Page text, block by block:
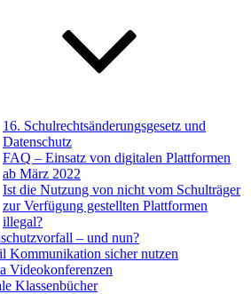
16. Schulrechtsänderungsgesetz und
Datenschutz
FAQ – Einsatz von digitalen Plattformen
ab März 2022
Ist die Nutzung von nicht vom Schulträger
zur Verfügung gestellten Plattformen
illegal?
– und nun?
Kommunikation sicher nutzen
Videokonferenzen
Klassenbücher